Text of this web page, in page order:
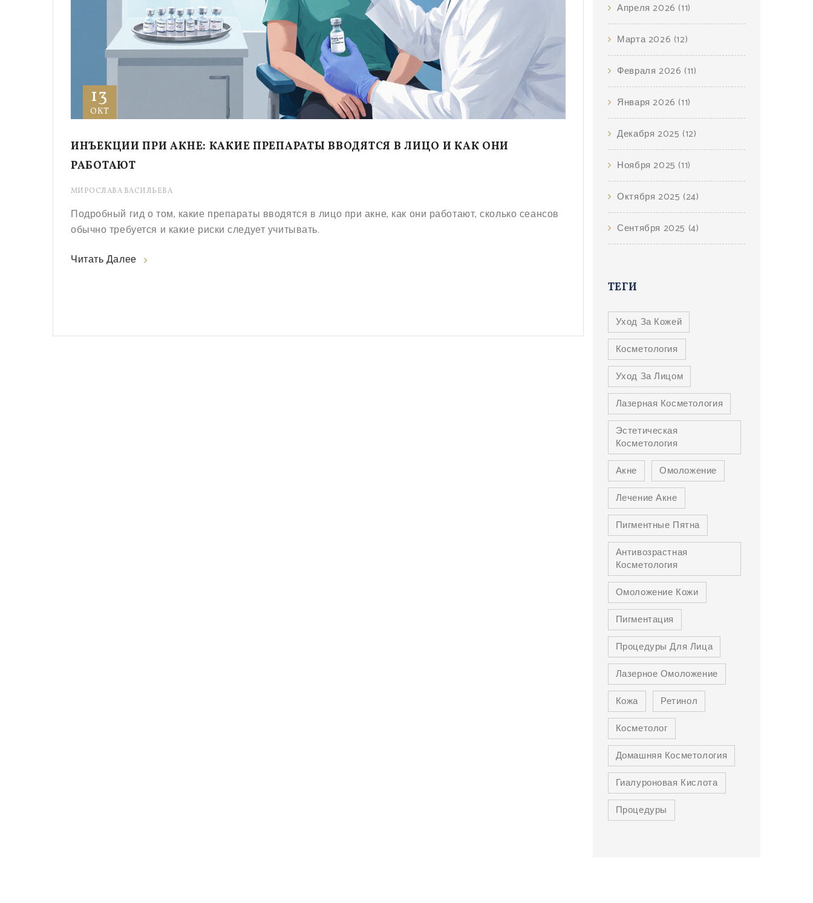
13
ОКТ
ИНЪЕКЦИИ ПРИ АКНЕ: КАКИЕ ПРЕПАРАТЫ ВВОДЯТСЯ В ЛИЦО И КАК ОНИ
РАБОТАЮТ
МИРОСЛАВА ВАСИЛЬЕВА
Подробный гид о том, какие препараты вводятся в лицо при акне, как они работают, сколько сеансов
обычно требуется и какие риски следует учитывать.
Читать Далее
Апреля 2026 (11)
Марта 2026 (12)
Февраля 2026 (11)
Января 2026 (11)
Декабря 2025 (12)
Ноября 2025 (11)
Октября 2025 (24)
Сентября 2025 (4)
ТЕГИ
Уход За Кожей
Косметология
Уход За Лицом
Лазерная Косметология
Эстетическая
Косметология
Акне
Омоложение
Лечение Акне
Пигментные Пятна
Антивозрастная
Косметология
Омоложение Кожи
Пигментация
Процедуры Для Лица
Лазерное Омоложение
Кожа
Ретинол
Косметолог
Домашняя Косметология
Гиалуроновая Кислота
Процедуры